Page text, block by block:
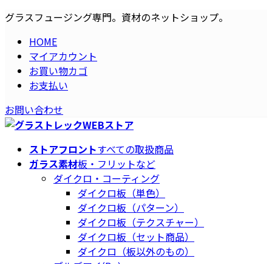
コ
ス
キ
ナ
ン
に
グラスフュージング専門。資材のネットショップ。
HOME
マイアカウント
お買い物カゴ
お支払い
お問い合わせ
ストアフロントすべての取扱商品
ガラス素材板・フリットなど
ダイクロ・コーティング
ダイクロ板（単色）
ダイクロ板（パターン）
ダイクロ板（テクスチャー）
ダイクロ板（セット商品）
ダイクロ（板以外のもの）